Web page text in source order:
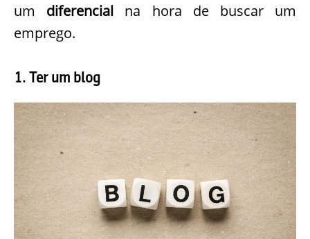
um diferencial na hora de buscar um
emprego.
1. Ter um blog